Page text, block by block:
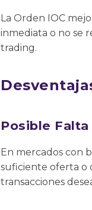
La Orden IOC
inmediata o no se
trading.
Posible
En mercados con
suficiente oferta o
transacciones